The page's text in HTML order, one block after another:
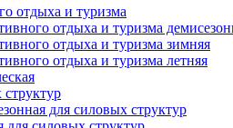
отдыха и туризма
отдыха и туризма
отдыха и туризма зимняя
отдыха и туризма летняя
для силовых структур